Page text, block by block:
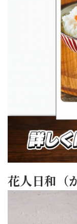
花人日和（